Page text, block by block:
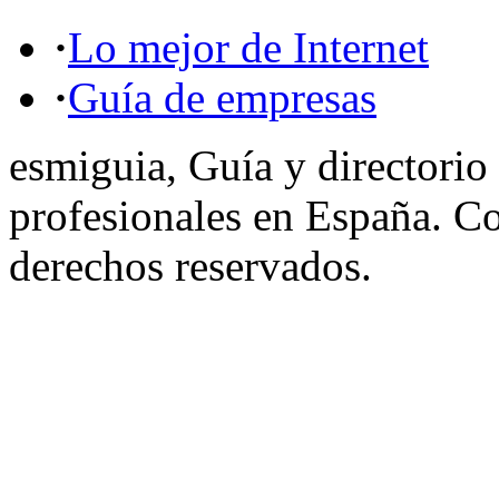
·Lo mejor de Internet
·Guía de empresas
esmiguia, Guía y directorio
profesionales en España.
derechos reservados.